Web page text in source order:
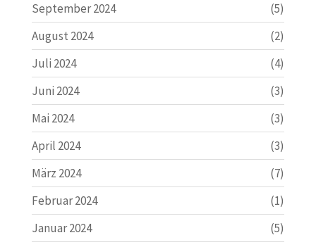
September 2024
(5)
August 2024
(2)
Juli 2024
(4)
Juni 2024
(3)
Mai 2024
(3)
April 2024
(3)
März 2024
(7)
Februar 2024
(1)
Januar 2024
(5)